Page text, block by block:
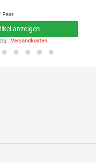
Paar
anzeigen
Versandkosten